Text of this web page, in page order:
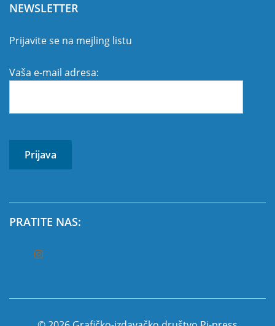
NEWSLETTER
Prijavite se na mejling listu
Vaša e-mail adresa:
PRATITE NAS: